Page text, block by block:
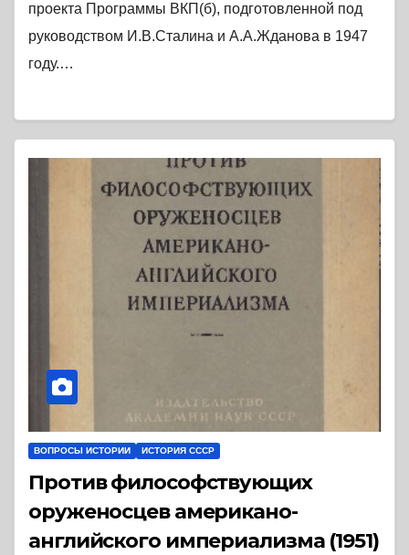
проекта Программы ВКП(б), подготовленной под
руководством И.В.Сталина и А.А.Жданова в 1947
году.…
ВОПРОСЫ ИСТОРИИ ИСТОРИЯ СССР
Против философствующих
оруженосцев американо-
английского империализма (1951)